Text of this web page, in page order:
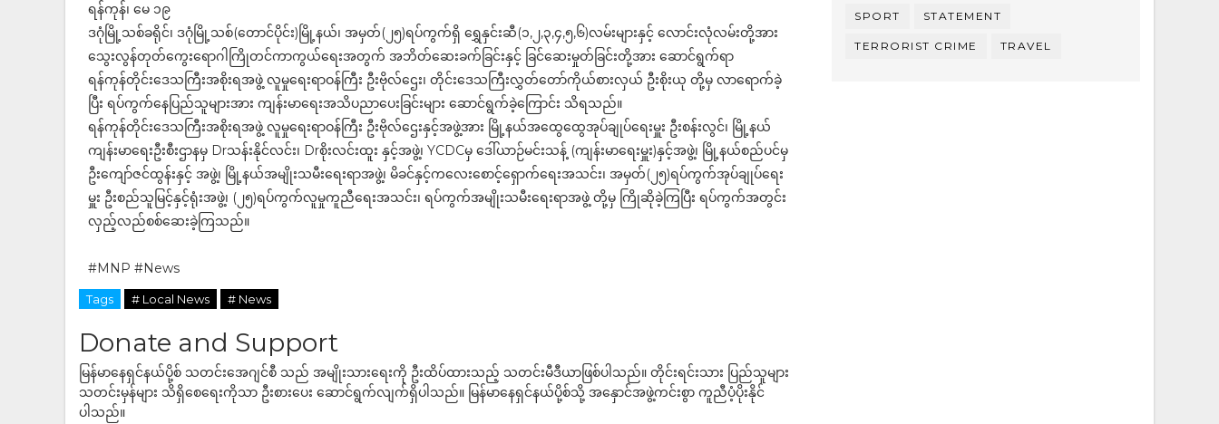
ရန်ကုန်၊ မေ ၁၉
ဒဂုံမြို့သစ်ခရိုင်၊ ဒဂုံမြို့သစ်(တောင်ပိုင်း)မြို့နယ်၊ အမှတ်(၂၅)ရပ်ကွက်ရှိ ရွှေနှင်းဆီ(၁,၂,၃,၄,၅,၆)လမ်းများနှင့် လောင်းလုံလမ်းတို့အား
သွေးလွန်တုတ်ကွေးရောဂါကြိုတင်ကာကွယ်ရေးအတွက် အဘိတ်ဆေးခက်ခြင်းနှင့် ခြင်ဆေးမှုတ်ခြင်းတို့အား ဆောင်ရွက်ရာ
ရန်ကုန်တိုင်းဒေသကြီးအစိုးရအဖွဲ့ လူမှုရေးရာဝန်ကြီး ဦးဗိုလ်ဌေး၊ တိုင်းဒေသကြီးလွှတ်တော်ကိုယ်စားလှယ် ဦးစိုးယု တို့မှ လာရောက်ခဲ့
ပြီး ရပ်ကွက်နေပြည်သူများအား ကျန်းမာရေးအသိပညာပေးခြင်းများ ဆောင်ရွက်ခဲ့ကြောင်း သိရသည်။
ရန်ကုန်တိုင်းဒေသကြီးအစိုးရအဖွဲ့ လူမှုရေးရာဝန်ကြီး ဦးဗိုလ်ဌေးနှင့်အဖွဲ့အား မြို့နယ်အထွေထွေအုပ်ချုပ်ရေးမှူး ဦးစန်းလွင်၊ မြို့နယ်
ကျန်းမာရေးဦးစီးဌာနမှ Drသန်းနိုင်လင်း၊ Drစိုးလင်းထူး နှင့်အဖွဲ့၊ YCDCမှ ဒေါ်ယာဉ်မင်းသန့် (ကျန်းမာရေးမှူး)နှင့်အဖွဲ့၊ မြို့နယ်စည်ပင်မှ
ဦးကျော်ဇင်ထွန်းနှင့် အဖွဲ့၊ မြို့နယ်အမျိုးသမီးရေးရာအဖွဲ့၊ မိခင်နှင့်ကလေးစောင့်ရှောက်ရေးအသင်း၊ အမှတ်(၂၅)ရပ်ကွက်အုပ်ချုပ်ရေး
မှူး ဦးစည်သူမြင့်နှင့်ရုံးအဖွဲ့၊ (၂၅)ရပ်ကွက်လူမှုကူညီရေးအသင်း၊ ရပ်ကွက်အမျိုးသမီးရေးရာအဖွဲ့ တို့မှ ကြိုဆိုခဲ့ကြပြီး ရပ်ကွက်အတွင်း
လှည့်လည်စစ်ဆေးခဲ့ကြသည်။
#MNP #News
Tags # Local News # News
Donate and Support
မြန်မာနေရှင်နယ်ပို့စ် သတင်းအေဂျင်စီ သည် အမျိုးသားရေးကို ဦးထိပ်ထားသည့် သတင်းမီဒီယာဖြစ်ပါသည်။ တိုင်းရင်းသား ပြည်သူများ
သတင်းမှန်များ သိရှိစေရေးကိုသာ ဦးစားပေး ဆောင်ရွက်လျက်ရှိပါသည်။ မြန်မာနေရှင်နယ်ပို့စ်သို့ အနှောင်အဖွဲ့ကင်းစွာ ကူညီပံ့ပိုးနိုင်
ပါသည်။
SPORT STATEMENT
TERRORIST CRIME TRAVEL